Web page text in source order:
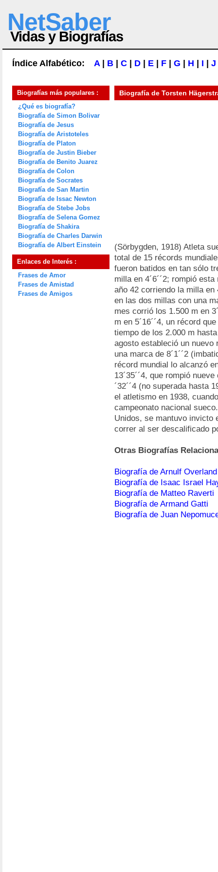
NetSaber
Vidas y Biografías
Índice Alfabético: A| B C D E F G H I J
Biografías más populares :
¿Qué es biografía?
Biografía de Simon Bolivar
Biografía de Jesus
Biografía de Aristoteles
Biografía de Platon
Biografía de Justin Bieber
Biografía de Benito Juarez
Biografía de Colon
Biografía de Socrates
Biografía de San Martin
Biografía de Issac Newton
Biografía de Stebe Jobs
Biografía de Selena Gomez
Biografía de Shakira
Biografía de Charles Darwin
Biografía de Albert Einstein
Enlaces de Interés :
Frases de Amor
Frases de Amistad
Frases de Amigos
Biografía de Torsten
(Sörbygden, 1918) Atleta
total de 15 récords
fueron batidos en tan sólo
milla en 4´6´´2; rompió
año 42 corriendo la milla en
en las dos millas con una
mes corrió los 1.500 m en
m en 5´16´´4, un récord
tiempo de los 2.000 m
agosto estableció un nuevo
una marca de 8´1´´2
récord mundial lo alcanzó
13´35´´4, que rompió
´32´´4 (no superada hasta
el atletismo en 1938,
campeonato nacional
Unidos, se mantuvo invicto
correr al ser descalificado
Otras Biografías
Biografía de Arnulf Overland
Biografía de Isaac Israel
Biografía de Matteo Raverti
Biografía de Armand Gatti
Biografía de Juan